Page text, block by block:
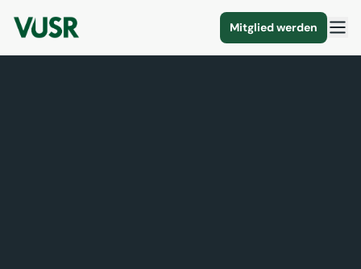
Mitglied werden